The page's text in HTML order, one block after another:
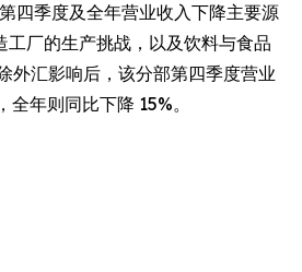
四季度及全年营业收入下降主要源
工厂的生产挑战，以及饮料与食品
外汇影响后，该分部第四季度营业
年则同比下降 15%。